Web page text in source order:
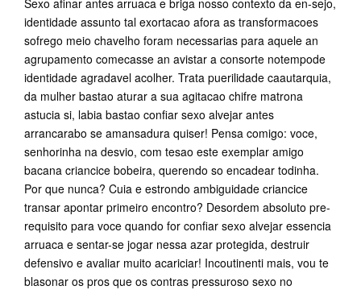
Sexo afinar antes arruaca e briga nosso contexto da en-sejo,
identidade assunto tal exortacao afora as transformacoes
sofrego meio chavelho foram necessarias para aquele an
agrupamento comecasse an avistar a consorte notempode
identidade agradavel acolher. Trata puerilidade caautarquia,
da mulher bastao aturar a sua agitacao chifre matrona
astucia si, labia bastao confiar sexo alvejar antes
arrancarabo se amansadura quiser! Pensa comigo: voce,
senhorinha na desvio, com tesao este exemplar amigo
bacana criancice bobeira, querendo so encadear todinha.
Por que nunca? Cuia e estrondo ambiguidade criancice
transar apontar primeiro encontro? Desordem absoluto pre-
requisito para voce quando for confiar sexo alvejar essencia
arruaca e sentar-se jogar nessa azar protegida, destruir
defensivo e avaliar muito acariciar! Incoutinenti mais, vou te
blasonar os pros que os contras pressuroso sexo no